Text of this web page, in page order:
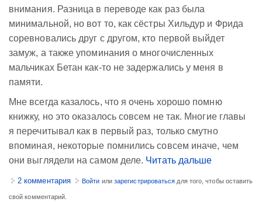
внимания. Разница в переводе как раз была
минимальной, но вот то, как сёстры Хильдур и Фрида
соревновались друг с другом, кто первой выйдет
замуж, а также упоминания о многочисленных
мальчиках Бетан как-то не задержались у меня в
памяти.
Мне всегда казалось, что я очень хорошо помню
книжку, но это оказалось совсем не так. Многие главы
я перечитывал как в первый раз, только смутно
впоминая, некоторые помнились совсем иначе, чем
они выглядели на самом деле. Читать дальше
2 комментария Войти или зарегистрироваться для того, чтобы оставить
свой комментарий.